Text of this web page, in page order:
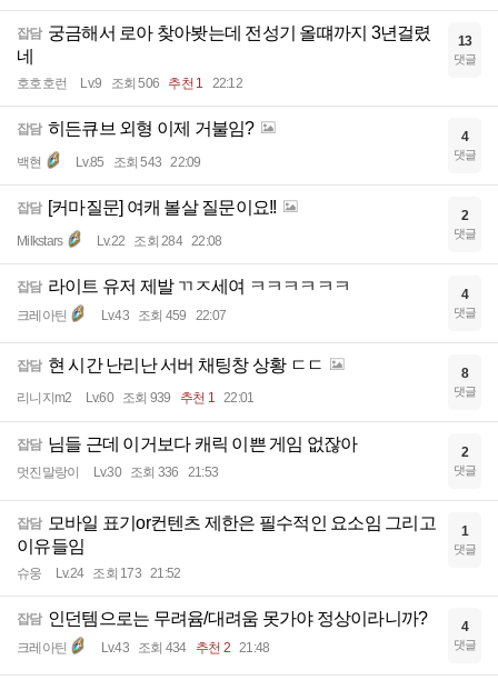
잡담 궁금해서 로아 찾아봣는데 전성기 올떄까지 3년걸렸
네
호호호런 Lv.9 조회 506 추천 1 22:12
13
댓글
잡담 히든큐브 외형 이제 거불임?
백현 Lv.85 조회 543 22:09
4
댓글
잡담 [커마질문] 여캐 볼살 질문이요!!
Milkstars Lv.22 조회 284 22:08
2
댓글
잡담 라이트 유저 제발 ㄲㅈ세여 ㅋㅋㅋㅋㅋㅋ
크레아틴 Lv.43 조회 459 22:07
4
댓글
잡담 현 시간 난리난 서버 채팅창 상황 ㄷㄷ
리니지m2 Lv.60 조회 939 추천 1 22:01
8
댓글
잡담 님들 근데 이거보다 캐릭 이쁜 게임 없잖아
멋진말랑이 Lv.30 조회 336 21:53
2
댓글
잡담
모바일 표기or컨텐츠 제한은 필수적인 요소임 그리고
이유들임
슈웅 Lv.24 조회 173 21:52
1
댓글
잡담 인던템으로는 무려윰/대려움 못가야 정상이라니까?
크레아틴 Lv.43 조회 434 추천 2 21:48
4
댓글